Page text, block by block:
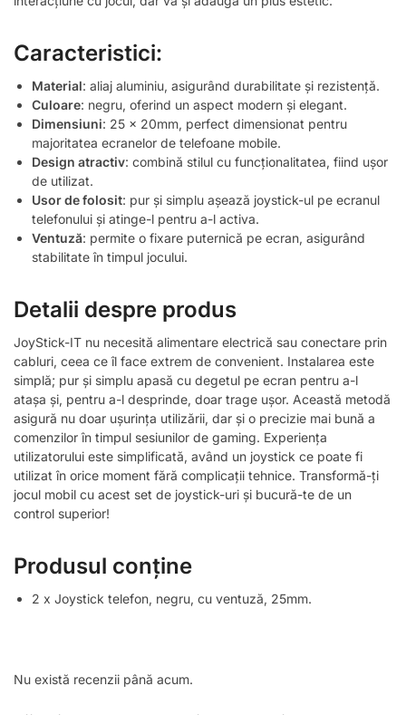
Caracteristici:
Material: aliaj aluminiu, asigurând durabilitate și rezistență.
Culoare: negru, oferind un aspect modern și elegant.
Dimensiuni: 25 x 20mm, perfect dimensionat pentru
majoritatea ecranelor de telefoane mobile.
Design atractiv: combină stilul cu funcționalitatea, fiind ușor
de utilizat.
Usor de folosit: pur și simplu așează joystick-ul pe ecranul
telefonului și atinge-l pentru a-l activa.
Ventuză: permite o fixare puternică pe ecran, asigurând
stabilitate în timpul jocului.
Detalii despre produs
JoyStick-IT nu necesită alimentare electrică sau conectare prin
cabluri, ceea ce îl face extrem de convenient. Instalarea este
simplă; pur și simplu apasă cu degetul pe ecran pentru a-l
atașa și, pentru a-l desprinde, doar trage ușor. Această metodă
asigură nu doar ușurința utilizării, dar și o precizie mai bună a
comenzilor în timpul sesiunilor de gaming. Experiența
utilizatorului este simplificată, având un joystick ce poate fi
utilizat în orice moment fără complicații tehnice. Transformă-ți
jocul mobil cu acest set de joystick-uri și bucură-te de un
control superior!
Produsul conține
2 x Joystick telefon, negru, cu ventuză, 25mm.
Nu există recenzii până acum.